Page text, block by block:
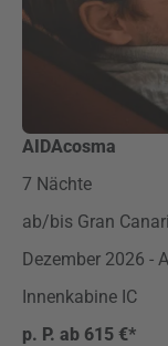
AIDAcosma
7 Nächte
ab/bis Gran
Dezember 2026 -
Innenkabine IC
p. P. ab 615 €*